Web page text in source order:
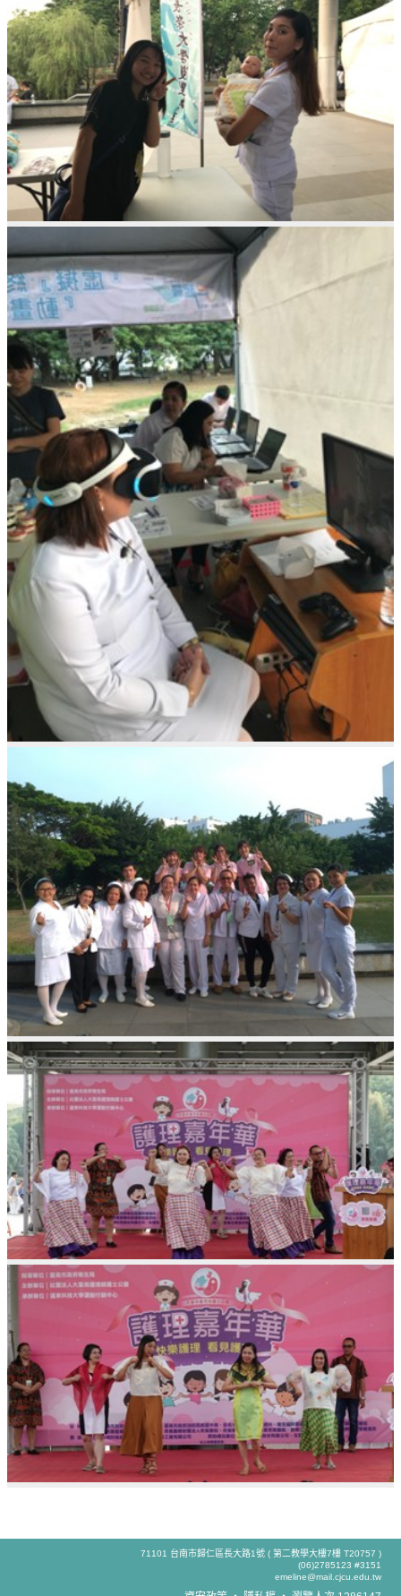
71101 台南市歸仁區長大路1號 ( 第二教學大樓7樓 T20757 )
(06)2785123 #3151
emeline@mail.cjcu.edu.tw